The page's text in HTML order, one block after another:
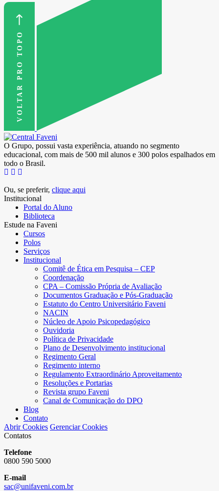
VOLTAR PRO TOPO
O Grupo, possui vasta experiência, atuando no segmento
educacional, com mais de 500 mil alunos e 300 polos espalhados em
todo o Brasil.
Ou, se preferir, clique aqui
Institucional
Portal do Aluno
Biblioteca
Estude na Faveni
Cursos
Polos
Serviços
Institucional
Comitê de Ética em Pesquisa – CEP
Coordenação
CPA – Comissão Própria de Avaliação
Documentos Graduação e Pós-Graduação
Estatuto do Centro Universitário Faveni
NACIN
Núcleo de Apoio Psicopedagógico
Ouvidoria
Política de Privacidade
Plano de Desenvolvimento institucional
Regimento Geral
Regimento interno
Regulamento Extraordinário Aproveitamento
Resoluções e Portarias
Revista grupo Faveni
Canal de Comunicação do DPO
Blog
Contato
Abrir Cookies Gerenciar Cookies
Contatos
Telefone
0800 590 5000
E-mail
sac@unifaveni.com.br